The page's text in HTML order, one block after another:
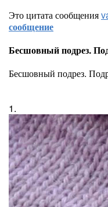
Это цитата сообщения
сообщение
Бесшовный подрез.
Бесшовный подрез.
1.